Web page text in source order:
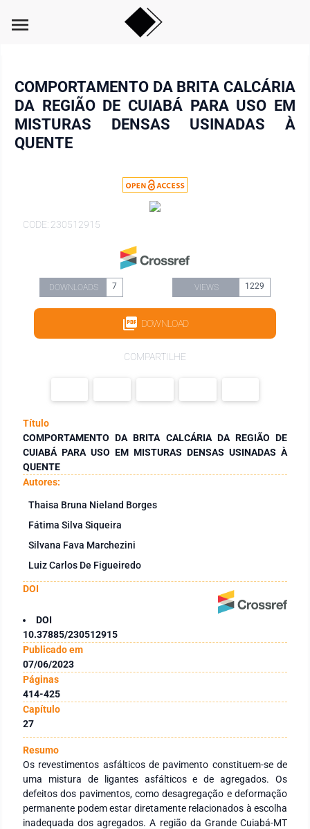
menu
COMPORTAMENTO DA BRITA CALCÁRIA
DA REGIÃO DE CUIABÁ PARA USO EM
MISTURAS DENSAS USINADAS À
QUENTE
CODE: 230512915
DOWNLOADS 7 VIEWS 1229
DOWNLOAD
COMPARTILHE
Título
COMPORTAMENTO DA BRITA CALCÁRIA DA REGIÃO DE
CUIABÁ PARA USO EM MISTURAS DENSAS USINADAS À
QUENTE
Autores:
Thaisa Bruna Nieland Borges
Fátima Silva Siqueira
Silvana Fava Marchezini
Luiz Carlos De Figueiredo
DOI
DOI
10.37885/230512915
Publicado em
07/06/2023
Páginas
414-425
Capítulo
27
Resumo
Os revestimentos asfálticos de pavimento constituem-se de
uma mistura de ligantes asfálticos e de agregados. Os
defeitos dos pavimentos, como desagregação e deformação
permanente podem estar diretamente relacionados à escolha
inadequada dos agregados. A região da Grande Cuiabá-MT